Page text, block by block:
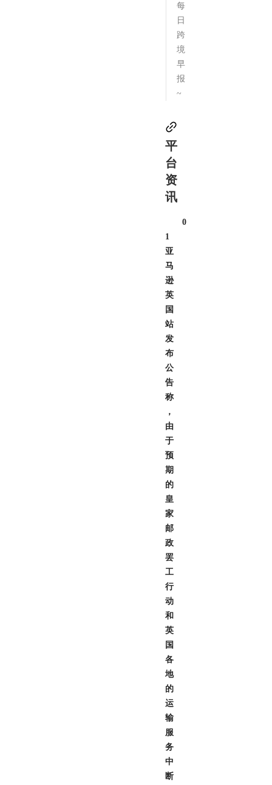
每
日
跨
境
早
报
~
平
台
资
讯
0
1
亚
马
逊
英
国
站
发
布
公
告
称
，
由
于
预
期
的
皇
家
邮
政
罢
工
行
动
和
英
国
各
地
的
运
输
服
务
中
断